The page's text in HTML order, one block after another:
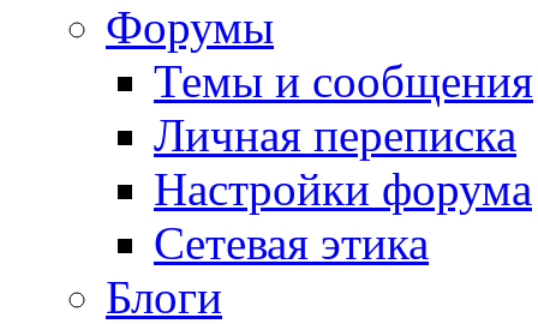
Форумы
Темы и сообщения
Личная переписка
Настройки форума
Сетевая этика
Блоги